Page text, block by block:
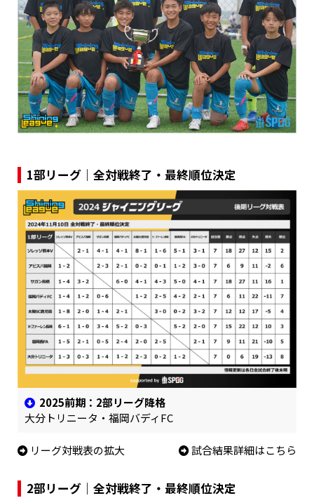
1部リーグ｜全対戦終了・最終順位決定
2025前期：2部リーグ降格
大分トリニータ・福岡バディFC
リーグ対戦表の拡大 試合結果詳細はこちら
2部リーグ｜全対戦終了・最終順位決定